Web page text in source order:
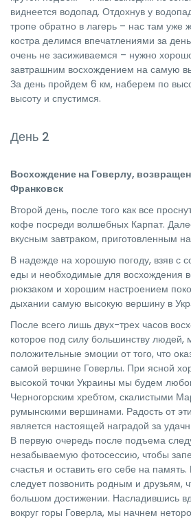
виднеется водопад. Отдохнув у
тропе обратно в лагерь – нас там уже
костра делимся впечатлениями за
очень не засиживаемся – нужно
завтрашним восхождением на самую
За день пройдем 6 км, наберем по
высоту и спустимся.
День 2
Восхождение на Говерлу,
Франковск
Второй день, после того как все
кофе посреди волшебных Карпат.
вкусным завтраком, приготовленным
В надежде на хорошую погоду, взяв с
еды и необходимые для восхождения
рюкзаком и хорошим настроением
дыхании самую высокую вершину в
После всего лишь двух-трех часов
которое под силу большинству
положительные эмоции от того, что
самой вершине Говерлы. При ясной
высокой точки Украины мы будем
Черногорским хребтом, скалистыми
румынскими вершинами. Радость от
является настоящей наградой за
В первую очередь после подъема
незабываемую фотосессию, чтобы
счастья и оставить его себе на
следует позвонить родным и друзьям,
большом достижении. Насладившись
вокруг горы Говерла, мы начнем